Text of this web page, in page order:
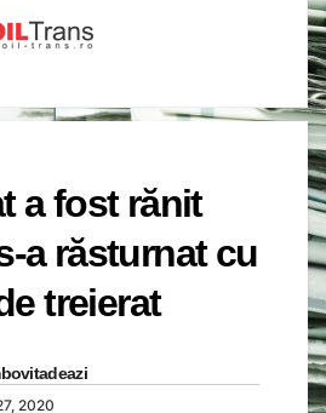
a fost rănit
a răsturnat cu
treierat
2020